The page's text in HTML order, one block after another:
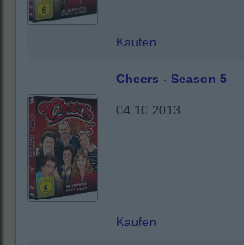
Kaufen
Cheers - Season 5
04.10.2013
Kaufen